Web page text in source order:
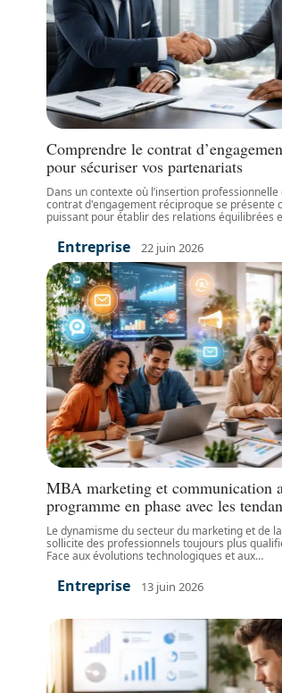
Comprendre le contrat
pour sécuriser vos partenariats
Dans un contexte où l’insertion
contrat d'engagement réciproque se présente
puissant pour établir des relations équilibrées
Entreprise 22 juin 2026
MBA marketing et communication
programme en phase avec les
Le dynamisme du secteur du marketing et de
sollicite des professionnels toujours plus
Face aux évolutions technologiques et aux…
Entreprise 13 juin 2026